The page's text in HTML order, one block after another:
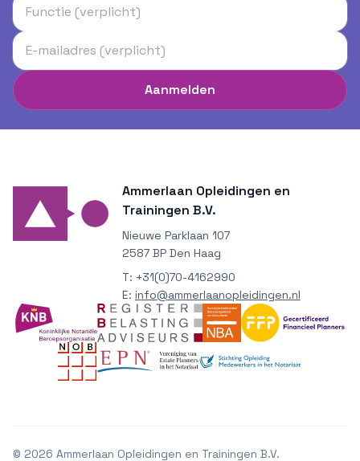
Aanmelden
Ammerlaan Opleidingen en
Trainingen B.V.
Nieuwe Parklaan 107
2587 BP Den Haag
T: +31(0)70-4162990
E: info@ammerlaanopleidingen.nl
© 2026 Ammerlaan Opleidingen en Trainingen B.V.